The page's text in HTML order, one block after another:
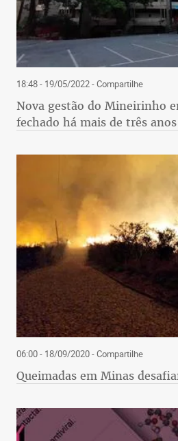
18:48 - 19/05/2022- Compartilhe
Nova gestão do Mineirinho
fechado há mais de três anos
06:00 - 18/09/2020- Compartilhe
Queimadas em Minas